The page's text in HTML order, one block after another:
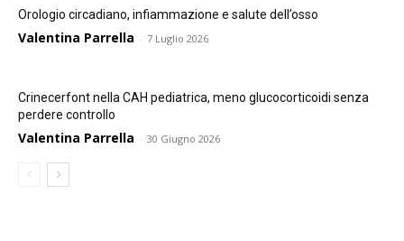
Orologio circadiano, infiammazione e salute dell’osso
Valentina Parrella - 7 Luglio 2026
Crinecerfont nella CAH pediatrica, meno glucocorticoidi senza
perdere controllo
Valentina Parrella - 30 Giugno 2026